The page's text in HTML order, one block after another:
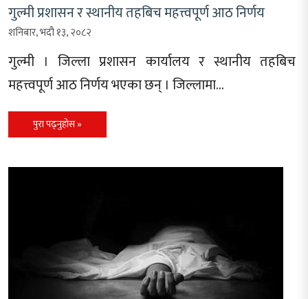
गुल्मी प्रशासन र स्थानीय तहबिच महत्त्वपूर्ण आठ निर्णय
शनिबार, भदौ १३, २०८२
गुल्मी । जिल्ला प्रशासन कार्यालय र स्थानीय तहबिच
महत्त्वपूर्ण आठ निर्णय भएका छन् । जिल्लामा…
पुरा पढ्नुहोस »